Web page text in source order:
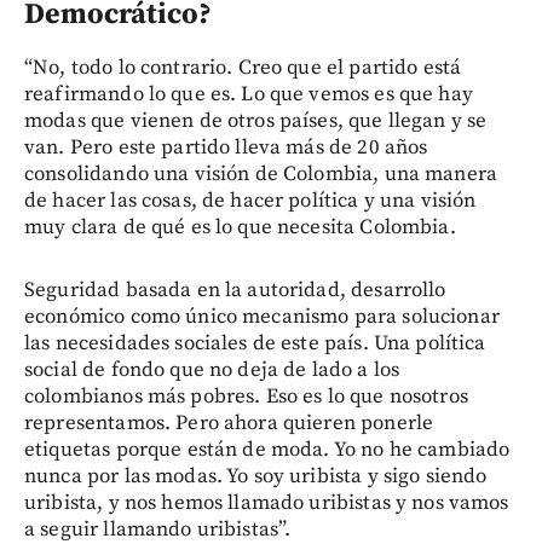
Democrático?
“No, todo lo contrario. Creo que el partido está
reafirmando lo que es. Lo que vemos es que hay
modas que vienen de otros países, que llegan y se
van. Pero este partido lleva más de 20 años
consolidando una visión de Colombia, una manera
de hacer las cosas, de hacer política y una visión
muy clara de qué es lo que necesita Colombia.
Seguridad basada en la autoridad, desarrollo
económico como único mecanismo para solucionar
las necesidades sociales de este país. Una política
social de fondo que no deja de lado a los
colombianos más pobres. Eso es lo que nosotros
representamos. Pero ahora quieren ponerle
etiquetas porque están de moda. Yo no he cambiado
nunca por las modas. Yo soy uribista y sigo siendo
uribista, y nos hemos llamado uribistas y nos vamos
a seguir llamando uribistas”.